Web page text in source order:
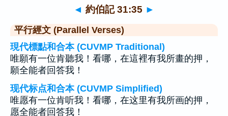
◄ 約伯記 31:35 ►
平行經文 (Parallel Verses)
現代標點和合本 (CUVMP Traditional)
唯願有一位肯聽我！看哪，在這裡有我所畫的押，
願全能者回答我！
现代标点和合本 (CUVMP Simplified)
唯愿有一位肯听我！看哪，在这里有我所画的押，
愿全能者回答我！